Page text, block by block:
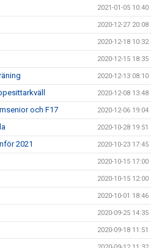
2021-01-05 10:40
2020-12-27 20:08
2020-12-18 10:32
2020-12-15 18:35
2020-12-13 08:10
2020-12-08 13:48
och F17 2020-12-06 19:04
2020-10-28 19:51
2021 2020-10-23 17:45
2020-10-15 17:00
2020-10-15 12:00
2020-10-01 18:46
2020-09-25 14:35
2020-09-18 11:51